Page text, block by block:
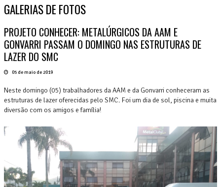
GALERIAS DE FOTOS
PROJETO CONHECER: METALÚRGICOS DA AAM E
GONVARRI PASSAM O DOMINGO NAS ESTRUTURAS DE
LAZER DO SMC
05 de maio de 2019
Neste domingo (05) trabalhadores da AAM e da Gonvarri conheceram as
estruturas de lazer oferecidas pelo SMC. Foi um dia de sol, piscina e muita
diversão com os amigos e família!